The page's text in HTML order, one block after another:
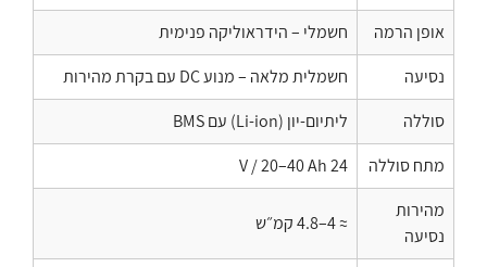
אופן הרמה
חשמלי – הידראוליקה פנימית
נסיעה
חשמלית מלאה – מנוע DC עם בקרת מהירות
סוללה
ליתיום-יון (Li-ion) עם BMS
מתח סוללה
24 V / 20–40 Ah
מהירות
נסיעה
≈ 4–4.8 קמ״ש